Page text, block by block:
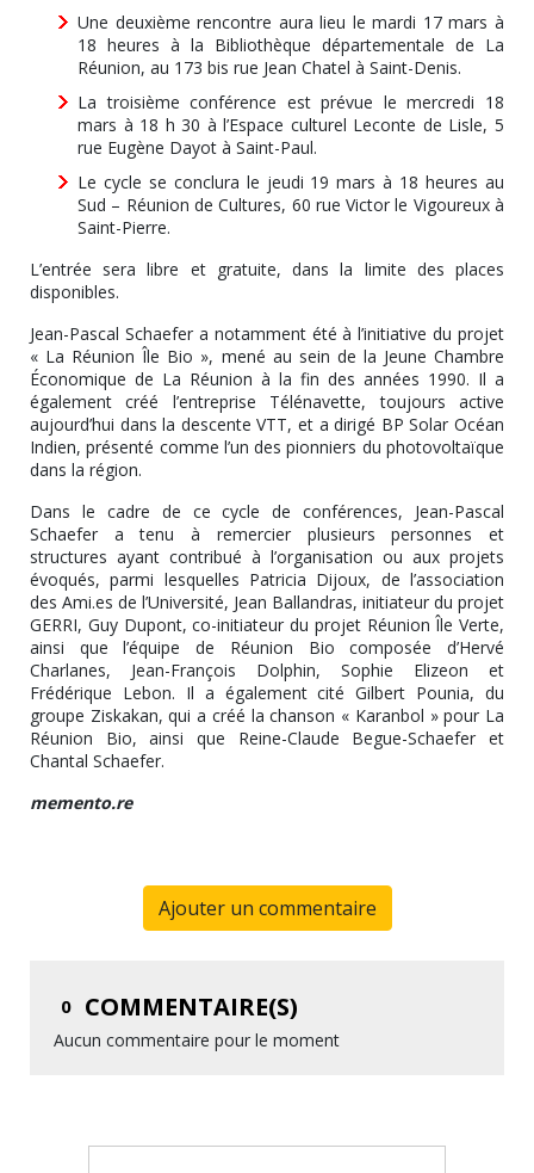
Une deuxième rencontre aura lieu le mardi 17 mars à
18 heures à la Bibliothèque départementale de La
Réunion, au 173 bis rue Jean Chatel à Saint-Denis.
La troisième conférence est prévue le mercredi 18
mars à 18 h 30 à l’Espace culturel Leconte de Lisle, 5
rue Eugène Dayot à Saint-Paul.
Le cycle se conclura le jeudi 19 mars à 18 heures au
Sud – Réunion de Cultures, 60 rue Victor le Vigoureux à
Saint-Pierre.
L’entrée sera libre et gratuite, dans la limite des places
disponibles.
Jean-Pascal Schaefer a notamment été à l’initiative du projet
« La Réunion Île Bio », mené au sein de la Jeune Chambre
Économique de La Réunion à la fin des années 1990. Il a
également créé l’entreprise Télénavette, toujours active
aujourd’hui dans la descente VTT, et a dirigé BP Solar Océan
Indien, présenté comme l’un des pionniers du photovoltaïque
dans la région.
Dans le cadre de ce cycle de conférences, Jean-Pascal
Schaefer a tenu à remercier plusieurs personnes et
structures ayant contribué à l’organisation ou aux projets
évoqués, parmi lesquelles Patricia Dijoux, de l’association
des Ami.es de l’Université, Jean Ballandras, initiateur du projet
GERRI, Guy Dupont, co-initiateur du projet Réunion Île Verte,
ainsi que l’équipe de Réunion Bio composée d’Hervé
Charlanes, Jean-François Dolphin, Sophie Elizeon et
Frédérique Lebon. Il a également cité Gilbert Pounia, du
groupe Ziskakan, qui a créé la chanson « Karanbol » pour La
Réunion Bio, ainsi que Reine-Claude Begue-Schaefer et
Chantal Schaefer.
memento.re
Ajouter un commentaire
0 COMMENTAIRE(S)
Aucun commentaire pour le moment